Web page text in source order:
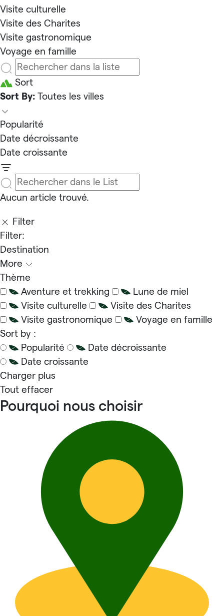
Visite culturelle
Visite des Charites
Visite gastronomique
Voyage en famille
Sort
Sort By: Toutes les villes
Popularité
Date décroissante
Date croissante
Aucun article trouvé.
Filter
Filter:
Destination
More
Thème
Aventure et trekking
Lune de miel
Visite culturelle
Visite des Charites
Visite gastronomique
Voyage en famille
Sort by :
Popularité
Date décroissante
Date croissante
Charger plus
Tout effacer
Pourquoi nous choisir